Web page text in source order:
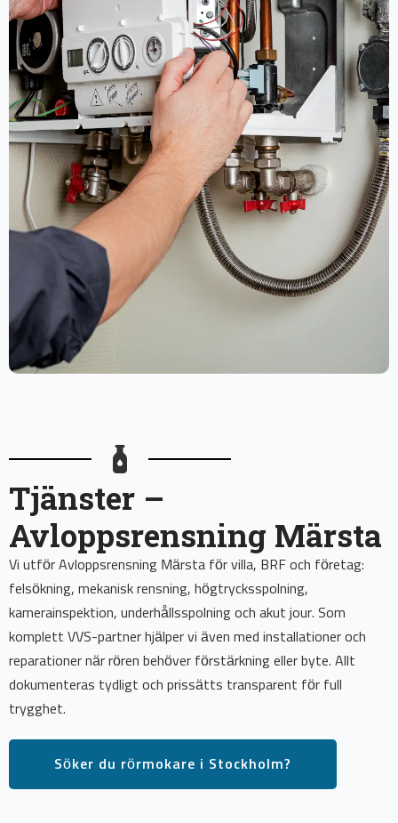
Tjänster –
Avloppsrensning Märsta
Vi utför Avloppsrensning Märsta för villa, BRF och företag:
felsökning, mekanisk rensning, högtrycksspolning,
kamerainspektion, underhållsspolning och akut jour. Som
komplett VVS-partner hjälper vi även med installationer och
reparationer när rören behöver förstärkning eller byte. Allt
dokumenteras tydligt och prissätts transparent för full
trygghet.
Söker du rörmokare i Stockholm?